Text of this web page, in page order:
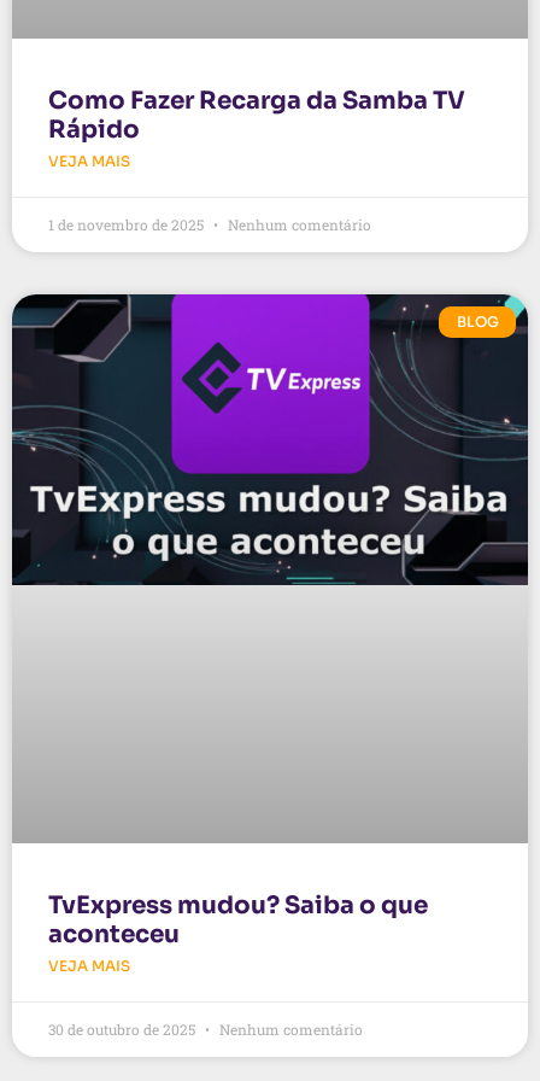
Como Fazer Recarga da Samba TV
Rápido
VEJA MAIS
1 de novembro de 2025 Nenhum comentário
BLOG
TvExpress mudou? Saiba o que
aconteceu
VEJA MAIS
30 de outubro de 2025 Nenhum comentário